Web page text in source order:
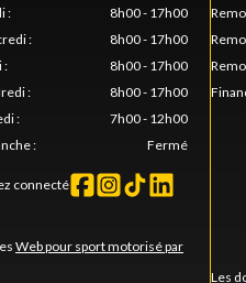
:
8h00 - 17h00
:
8h00 - 17h00
:
8h00 - 17h00
:
8h00 - 17h00
:
7h00 - 12h00
: Fermé
connecté
Web pour sport motorisé par
Les